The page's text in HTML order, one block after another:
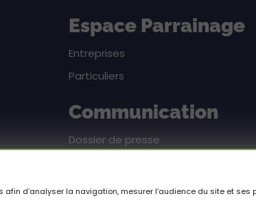
d’analyser la navigation, mesurer l’audience du site et
Espace Parrainage
Entreprises
Particuliers
Communication
Dossier de presse